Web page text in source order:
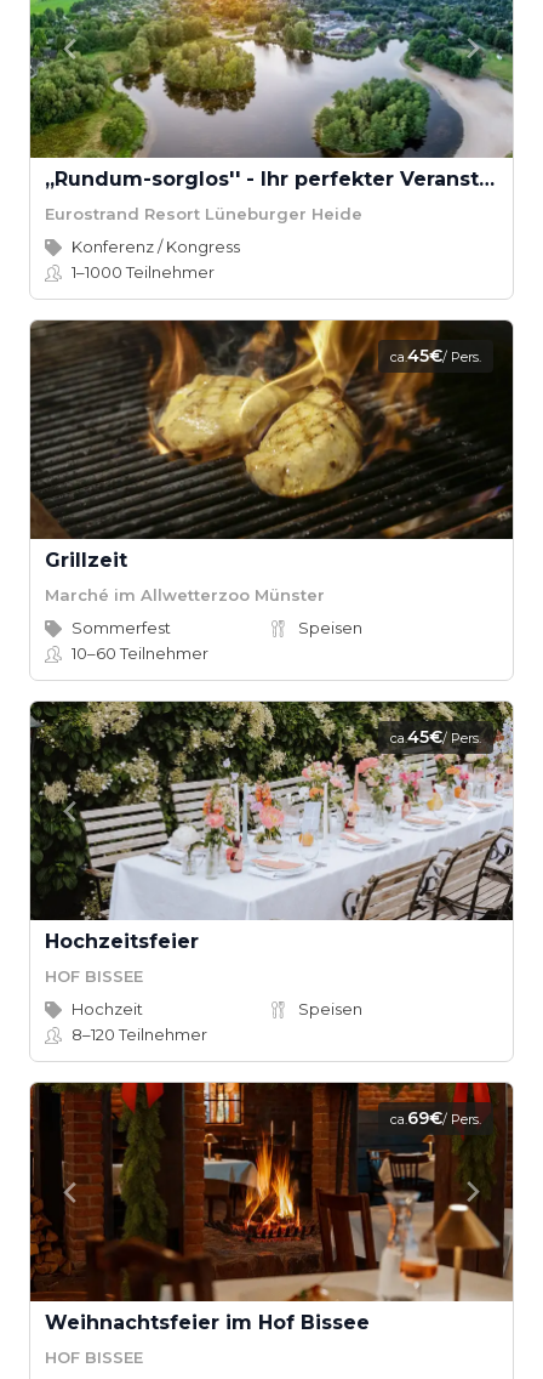
,,Rundum-sorglos'' - Ihr perfekter Veranstaltungstag
Eurostrand Resort Lüneburger Heide
Konferenz / Kongress
1–1000Teilnehmer
ca.45€/ Pers.
Grillzeit
Marché im Allwetterzoo Münster
Sommerfest
Speisen
10–60Teilnehmer
ca.45€/ Pers.
Hochzeitsfeier
HOF BISSEE
Hochzeit
Speisen
8–120Teilnehmer
ca.69€/ Pers.
Weihnachtsfeier im Hof Bissee
HOF BISSEE